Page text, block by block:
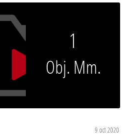
1
Obj. Mm.
9 oct 2020